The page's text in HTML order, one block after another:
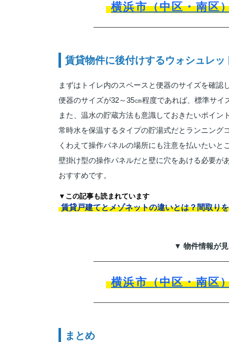
横浜市（中区・南区
賃貸物件に後付けするウォシュレッ
まずはトイレ内のスペースと便器のサイズを確認
便器のサイズが32～35㎝程度であれば、標準サイ
また、温水の貯蔵方法も意識しておきたいポイン
常時水を保温するタイプの貯湯式だとランニング
くわえて操作パネルの場所にも注意を払いたいと
壁掛け型の操作パネルだと壁に穴をあける必要が
おすすめです。
▼この記事も読まれています
賃貸戸建てとメゾネットの違いとは？間取り
▼ 物件情報が
横浜市（中区・南区
まとめ